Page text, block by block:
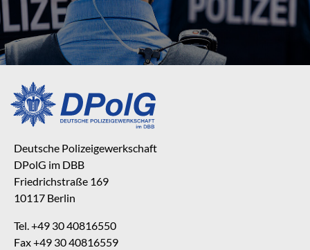
Deutsche Polizeigewerkschaft
DPolG im DBB
Friedrichstraße 169
10117 Berlin
Tel. +49 30 40816550
Fax +49 30 40816559